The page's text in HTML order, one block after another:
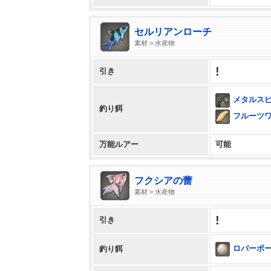
セルリアンローチ
素材 > 水産物
引き !
釣り餌
メタルス
フルーツ
万能ルアー 可能
フクシアの蕾
素材 > 水産物
引き !
釣り餌 ロバーボ